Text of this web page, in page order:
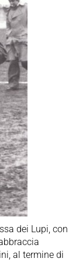
dei Lupi, con
al termine di